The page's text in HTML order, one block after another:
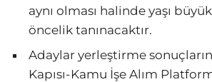
aynı olması halinde yaşı
öncelik tanınacaktır.
Adaylar yerleştirme
Kapısı-Kamu İşe Alım